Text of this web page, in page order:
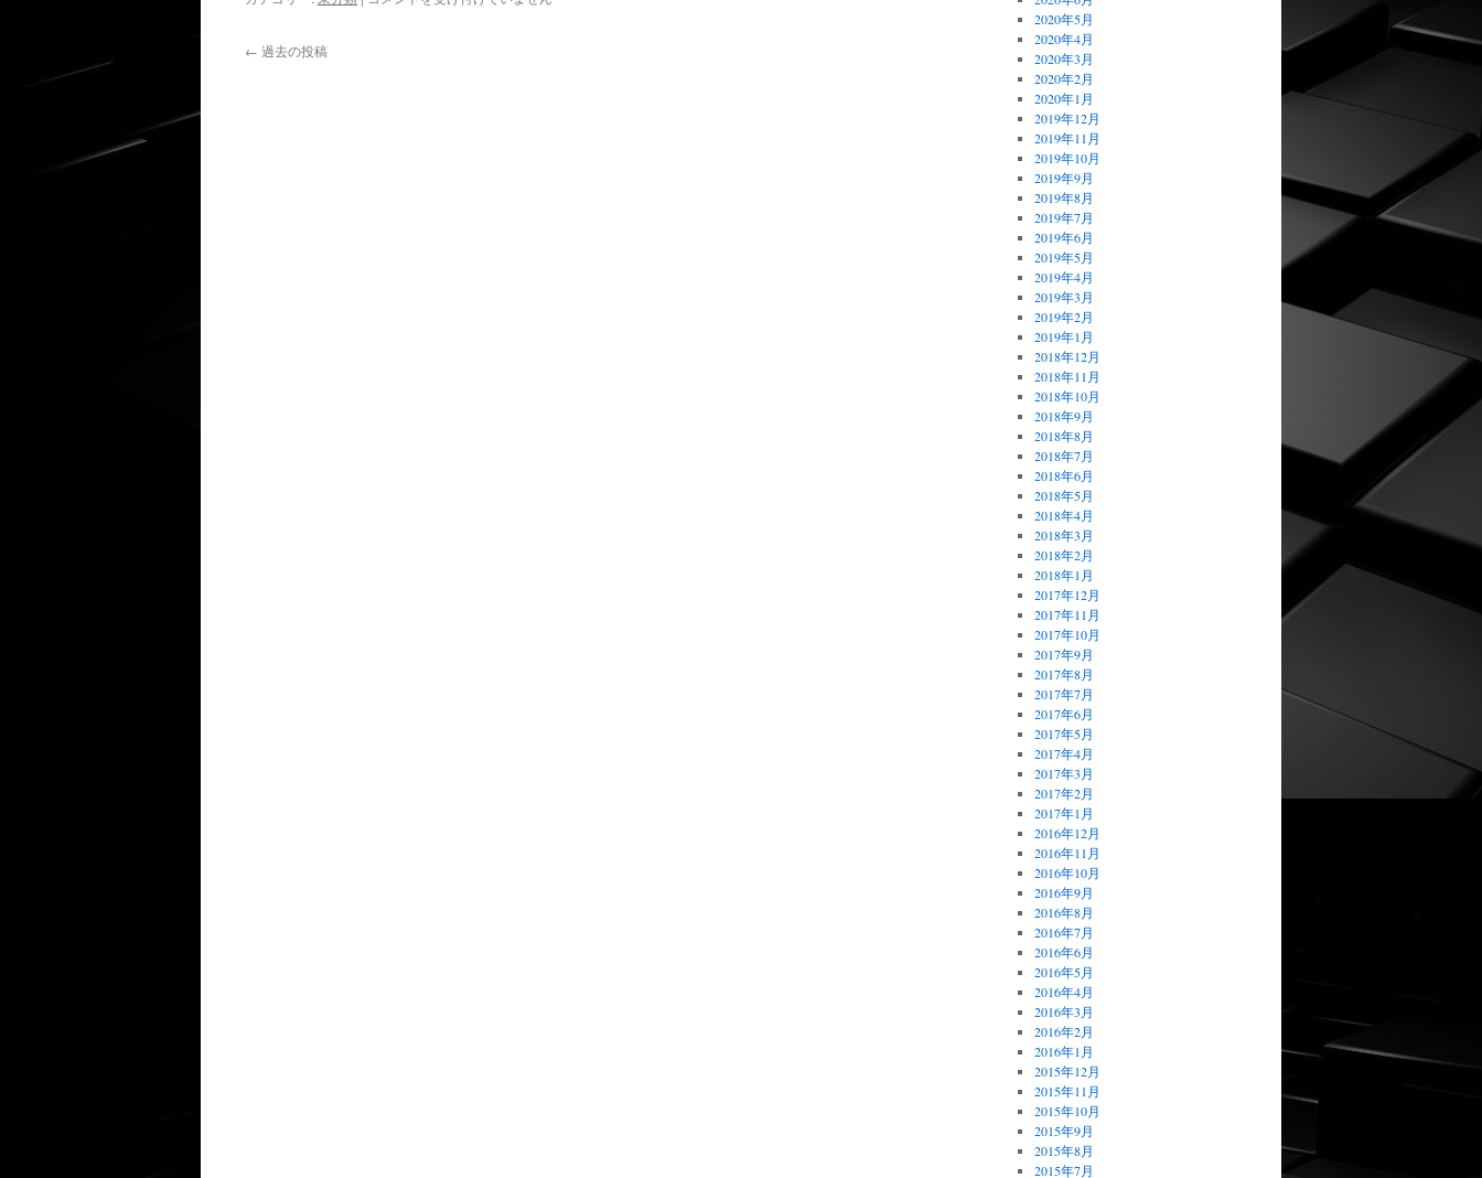
← 過去の投稿
2020年5月
2020年4月
2020年3月
2020年2月
2020年1月
2019年12月
2019年11月
2019年10月
2019年9月
2019年8月
2019年7月
2019年6月
2019年5月
2019年4月
2019年3月
2019年2月
2019年1月
2018年12月
2018年11月
2018年10月
2018年9月
2018年8月
2018年7月
2018年6月
2018年5月
2018年4月
2018年3月
2018年2月
2018年1月
2017年12月
2017年11月
2017年10月
2017年9月
2017年8月
2017年7月
2017年6月
2017年5月
2017年4月
2017年3月
2017年2月
2017年1月
2016年12月
2016年11月
2016年10月
2016年9月
2016年8月
2016年7月
2016年6月
2016年5月
2016年4月
2016年3月
2016年2月
2016年1月
2015年12月
2015年11月
2015年10月
2015年9月
2015年8月
2015年7月